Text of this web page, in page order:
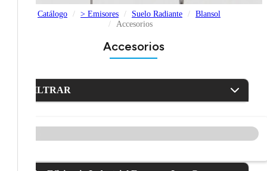
Catálogo > Emisores Suelo Radiante
Blansol
Accesorios
Accesorios
FILTRAR